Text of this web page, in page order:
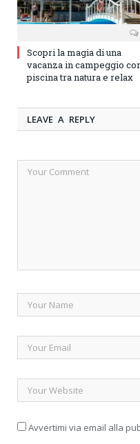
Scopri la magia di una
vacanza in campeggio
piscina tra natura e relax
LEAVE A REPLY
Avvertimi via email alla